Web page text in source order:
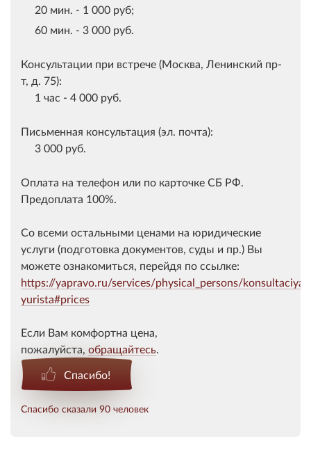
20 мин. - 1 000 руб;
60 мин. - 3 000 руб.
Консультации при встрече (Москва, Ленинский пр-
т, д. 75):
1 час - 4 000 руб.
Письменная консультация (эл. почта):
3 000 руб.
Оплата на телефон или по карточке СБ РФ.
Предоплата 100%.
Со всеми остальными ценами на юридические
услуги (подготовка документов, суды и пр.) Вы
можете ознакомиться, перейдя по ссылке:
https://yapravo.ru/services/physical_persons/konsultaciya-
yurista#prices
Если Вам комфортна цена,
пожалуйста, обращайтесь.
Спасибо!
Спасибо сказали 90 человек